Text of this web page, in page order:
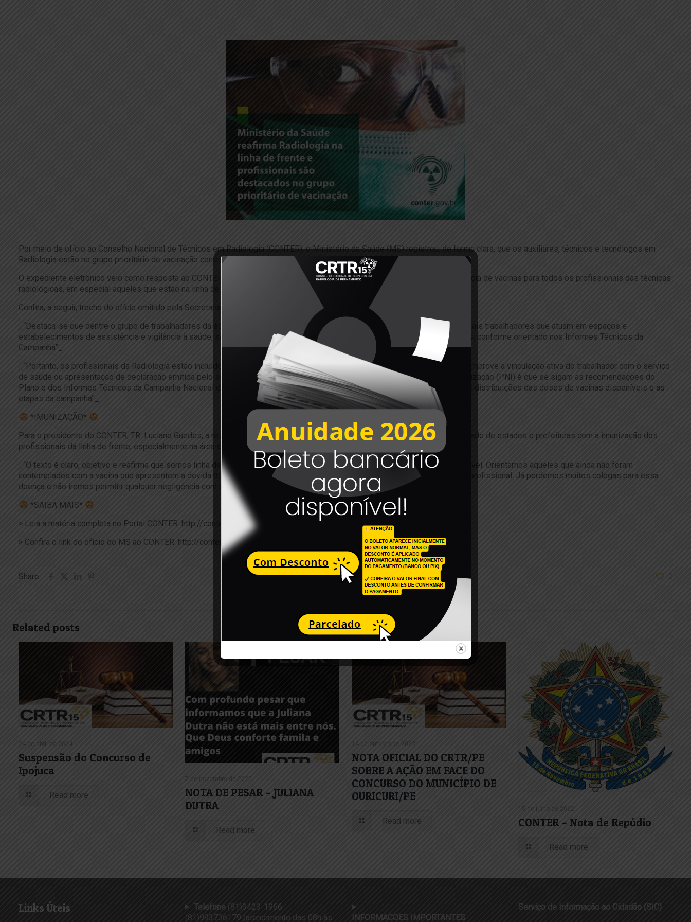
Por meio de ofício ao Conselho Nacional de Técnicos em Radiologia (CONTER), o Ministério da Saúde (MS) registrou, de forma clara, que os auxiliares, técnicos e tecnólogos em
Radiologia estão no grupo prioritário de vacinação contra a COVID-19.
O expediente eletrônico veio como resposta ao CONTER, que enviou documento no dia 29 de janeiro, sobre o caráter de urgência de vacinas para todos os profissionais das técnicas
radiológicas, em especial aqueles que estão na linha de frente da pandemia.
Confira, a seguir, trecho do ofício emitido pela Secretaria de Vigilância em Saúde do MS:
_“Destaca-se que dentre o grupo de trabalhadores da saúde estão contemplados tanto profissionais de saúde quanto os demais trabalhadores que atuam em espaços e
estabelecimentos de assistência e vigilância à saúde, sejam eles hospitais, clínicas, ambulatórios, laboratórios e outros locais, conforme orientado nos Informes Técnicos da
Campanha”_.
_“Portanto, os profissionais da Radiologia estão incluídos no grupo supracitado, devendo ser solicitado documentação que comprove a vinculação ativa do trabalhador com o serviço
de saúde ou apresentação de declaração emitida pelo serviço de saúde. Desta forma, a orientação do Plano Nacional de Imunização (PNI) é que se sigam as recomendações do
Plano e dos Informes Técnicos da Campanha Nacional de Vacinação contra a covid-19, que direcionam os grupos conforme as distribuições das doses de vacinas disponíveis e as
etapas da campanha”_.
*IMUNIZAÇÃO*
Para o presidente do CONTER, TR. Luciano Guedes, a resposta do órgão máximo de saúde no país deixa claro a responsabilidade de estados e prefeituras com a imunização dos
profissionais da linha de frente, especialmente na área da Radiologia.
_“O texto é claro, objetivo e reafirma que somos linha de frente. Portanto, a vacinação para nossos profissionais é imprescindível. Orientamos aqueles que ainda não foram
contemplados com a vacina que apresentem a devida documentação nos moldes previstos no PNI, junto com sua habilitação profissional. Já perdemos muitos colegas para essa
doença e não iremos permitir qualquer negligência com as vidas dos nossos profissionais”_, defende Luciano.
*SAIBA MAIS*
> Leia a matéria completa no Portal CONTER: http://conter.gov.br/site/noticia/direito-fundamental-03-03-2021
> Confira o link do ofício do MS ao CONTER: http://conter.gov.br/pdf/upload/upload/resposta_ms_pni.pdf
Share 0
Related posts
24 de abril de 2024
Suspensão do Concurso de
Ipojuca
Read more
7 de novembro de 2022
NOTA DE PESAR – JULIANA
DUTRA
Read more
14 de outubro de 2022
NOTA OFICIAL DO CRTR/PE
SOBRE A AÇÃO EM FACE DO
CONCURSO DO MUNICÍPIO DE
OURICURI/PE
Read more
15 de julho de 2022
CONTER – Nota de Repúdio
Read more
Links Úteis Telefone(81)3423-1966
(81)993736179 (atendimento das 08h às
INFORMACOES IMPORTANTES
Serviço de Informação ao Cidadão (SIC)